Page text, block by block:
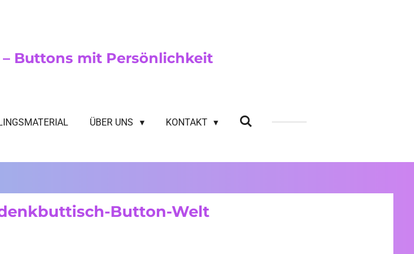
Buttons mit Persönlichkeit
ÜBER UNS KONTAKT
Button-Welt